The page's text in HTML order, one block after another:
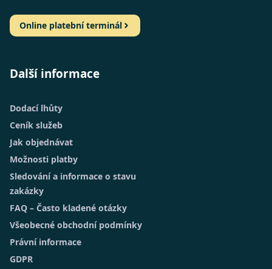
Online platební terminál
Další informace
Dodací lhůty
Ceník služeb
Jak objednávat
Možnosti platby
Sledování a informace o stavu
zakázky
FAQ – Často kladené otázky
Všeobecné obchodní podmínky
Právní informace
GDPR